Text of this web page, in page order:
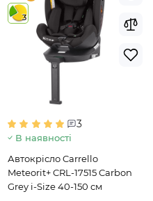
3
3
В наявності
Автокрісло Carrello
Meteorit+ CRL-17515 Carbon
Grey i-Size 40-150 см